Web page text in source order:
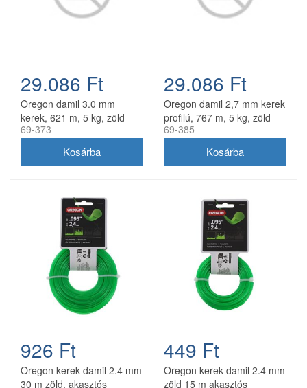
29.086 Ft
Oregon damil 3.0 mm
kerek, 621 m, 5 kg, zöld
69-373
29.086 Ft
Oregon damil 2,7 mm kerek
profilú, 767 m, 5 kg, zöld
69-385
926 Ft
Oregon kerek damil 2.4 mm
30 m zöld, akasztós
449 Ft
Oregon kerek damil 2.4 mm
zöld 15 m akasztós